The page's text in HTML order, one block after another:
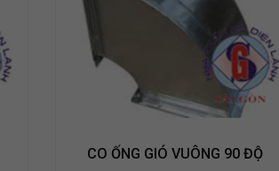
CO ỐNG GIÓ VUÔNG 90 ĐỘ